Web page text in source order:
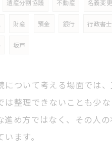
遺産分割協議 不動産 名義変更
財産 預金 銀行 行政書士
坂戸
について考える場面では
は整理できないことも少
進め方ではなく、その人
ます。